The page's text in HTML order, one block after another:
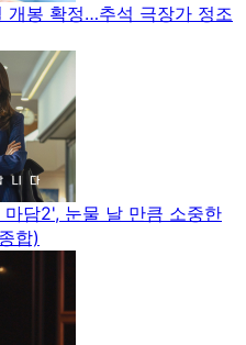
개봉 확정…추석 극장가 정조
담2', 눈물 날 만큼 소중한
합)